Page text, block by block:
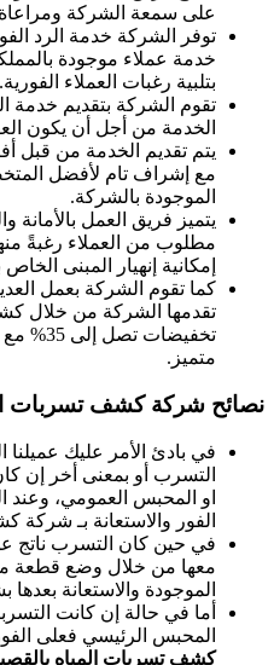
على سمعة الشركة ومراعاة
توفر الشركة خدمة الرد
خدمة عملاء موجودة
بتلبية رغبات العملاء الفورية.
تقوم الشركة بتقديم خدمة
الخدمة من أجل أن يكون
يتم تقديم الخدمة من قبل
مع إشراف تام لأفضل
الموجودة بالشركة.
يتميز فريق العمل
مطلوب من العملاء رغبةً
إمكانية إنهيار المبنى
كما تقوم الشركة بعمل
تقدمها الشركة من خلال
متميز.
نصائح شركة كشف تسربات
في بادئ الأمر عليك
التسرب أو بمعنى أخر إن
او المحبس العمومي،
الفور والاستعانة بـ
في حين كان التسرب ناتج
معها من خلال وضع قطعة
الموجودة والاستعانة
أما في حالة إن كانت
المحبس الرئيسي فعلى
كشف تسربات المياه